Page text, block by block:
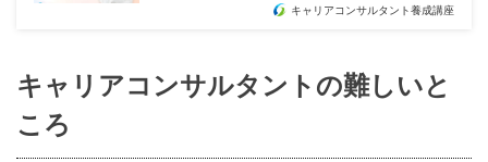
キャリアコンサルタント養成講座
キャリアコンサルタントの難しいと
ころ